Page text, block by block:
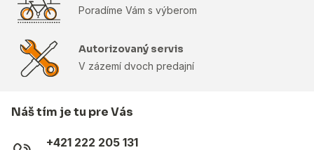
Poradíme Vám s výberom
Autorizovaný servis
V zázemí dvoch predajní
Náš tím je tu pre Vás
+421 222 205 131